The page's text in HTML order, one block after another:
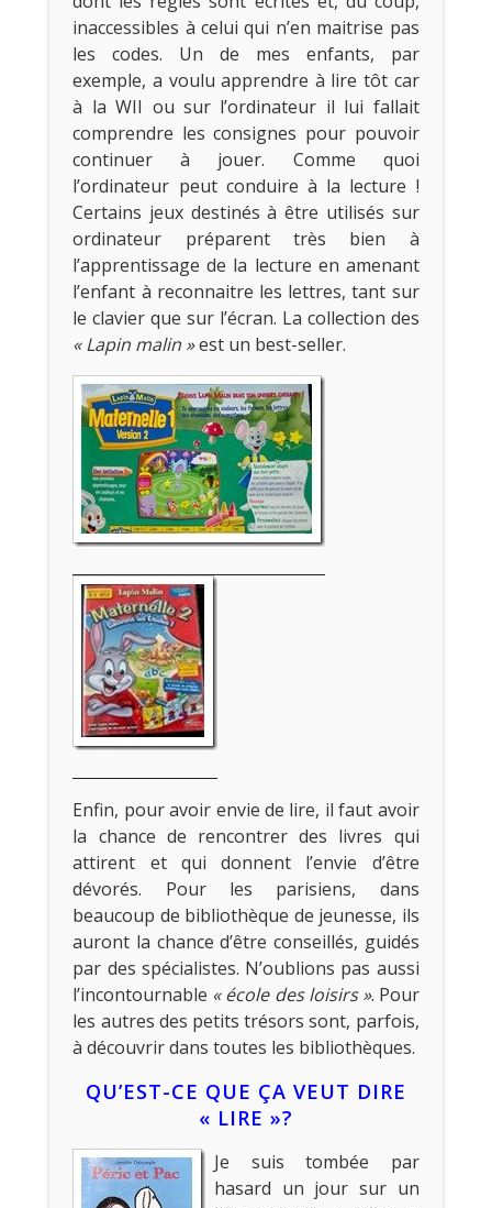
inaccessibles à celui qui n’en maitrise pas
les codes. Un de mes enfants, par
exemple, a voulu apprendre à lire tôt car
à la WII ou sur l’ordinateur il lui fallait
comprendre les consignes pour pouvoir
continuer à jouer. Comme quoi
l’ordinateur peut conduire à la lecture !
Certains jeux destinés à être utilisés sur
ordinateur préparent très bien à
l’apprentissage de la lecture en amenant
l’enfant à reconnaitre les lettres, tant sur
le clavier que sur l’écran. La collection des
« Lapin malin »est un best-seller.
Enfin, pour avoir envie de lire, il faut avoir
la chance de rencontrer des livres qui
attirent et qui donnent l’envie d’être
dévorés. Pour les parisiens, dans
beaucoup de bibliothèque de jeunesse, ils
auront la chance d’être conseillés, guidés
par des spécialistes. N’oublions pas aussi
l’incontournable « école des loisirs ». Pour
les autres des petits trésors sont, parfois,
à découvrir dans toutes les bibliothèques.
QU’EST-CE QUE ÇA VEUT DIRE
« LIRE »?
Je suis tombée par
hasard un jour sur un